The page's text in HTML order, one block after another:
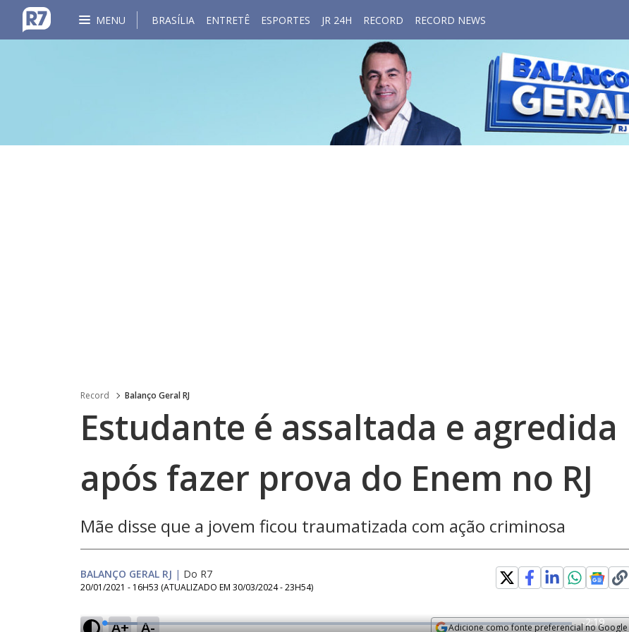
MENU BRASÍLIA ENTRETÊ ESPORTES JR 24H RECORD RECORD NEWS
Record Balanço Geral RJ
Estudante é assaltada e agredida
após fazer prova do Enem no RJ
Mãe disse que a jovem ficou traumatizada com ação criminosa
BALANÇO GERAL RJ | Do R7
20/01/2021 - 16H53 (ATUALIZADO EM 30/03/2024 - 23H54)
A+ A- Adicione como fonte preferencial no Google
L
R
-2:19